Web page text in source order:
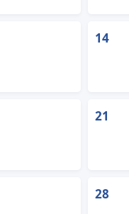
14
21
28